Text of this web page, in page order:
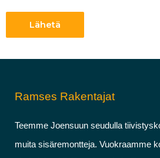
Lähetä
Ramses Rakentajat
Teemme Joensuun seudulla
muita sisäremontteja. Vuokraamme